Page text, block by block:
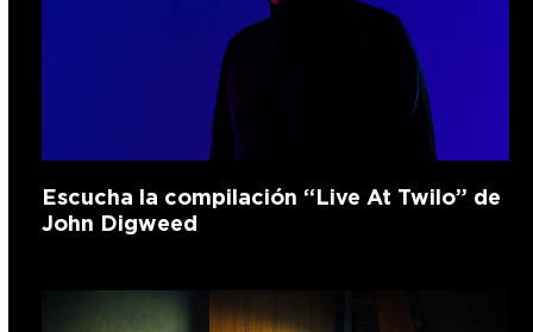
Escucha la compilación “Live At Twilo” de
John Digweed